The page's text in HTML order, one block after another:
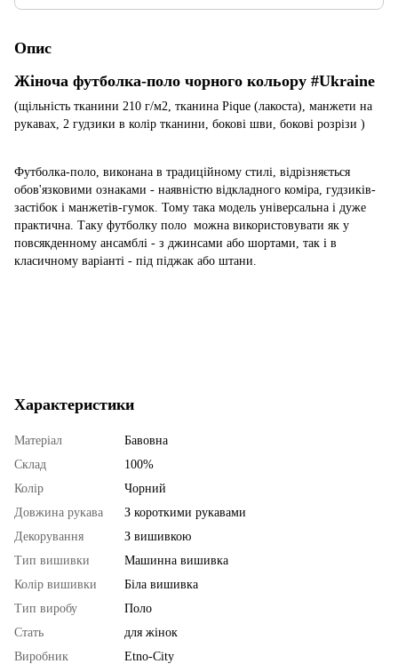
Опис
Жіноча футболка-поло чорного кольору #Ukraine
(щільність тканини 210 г/м2, тканина Pique (лакоста), манжети на
рукавах, 2 гудзики в колір тканини, бокові шви, бокові розрізи )
Футболка-поло, виконана в традиційному стилі, відрізняється
обов'язковими ознаками - наявністю вiдкладного коміра, гудзиків-
застібок і манжетів-гумок. Тому така модель універсальна і дуже
практична. Таку футболку поло можна використовувати як у
повсякденному ансамблі - з джинсами або шортами, так і в
класичному варіанті - під піджак або штани.
Характеристики
Матеріал
Бавовна
Склад
100%
Колір
Чорний
Довжина рукава
З короткими рукавами
Декорування
З вишивкою
Тип вишивки
Машинна вишивка
Колір вишивки
Біла вишивка
Тип виробу
Поло
Стать
для жінок
Виробник
Etno-City